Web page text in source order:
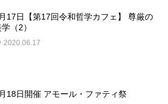
17日【第17回令和哲学カフェ】 尊厳の
（2）
2020.06.17
18日開催 アモール・ファティ祭